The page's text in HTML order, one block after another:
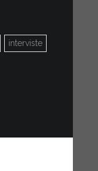
interviste